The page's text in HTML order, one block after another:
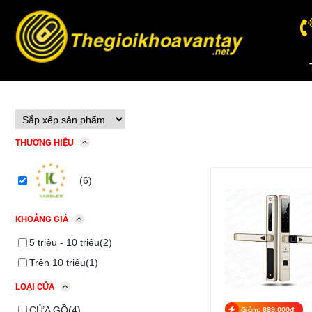
THƯƠNG HIỆU
(6)
KHOẢNG GIÁ
5 triệu - 10 triệu(2)
Trên 10 triệu(1)
LOẠI CỬA
CỬA GỒ(4)
Giảm: 889,000đ